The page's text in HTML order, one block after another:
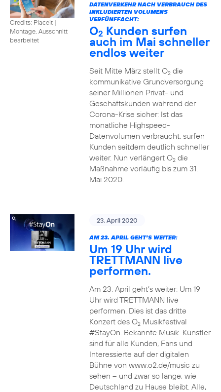
Credits: Placeit |
Montage, Ausschnitt
bearbeitet
DATENVERKEHR NACH VERBRAUCH DES
INKLUDIERTEN VOLUMENS
VERFÜNFFACHT:
O2 Kunden surfen
auch im Mai schneller
endlos weiter
Seit Mitte März stellt O2die
kommunikative Grundversorgung
seiner Millionen Privat- und
Geschäftskunden während der
Corona-Krise sicher: Ist das
monatliche Highspeed-
Datenvolumen verbraucht, surfen
Kunden seitdem deutlich schneller
weiter. Nun verlängert O2die
Maßnahme vorläufig bis zum 31.
Mai 2020.
23. April 2020
AM 23. APRIL GEHT’S WEITER:
Um 19 Uhr wird
TRETTMANN live
performen.
Am 23. April geht’s weiter: Um 19
Uhr wird TRETTMANN live
performen. Dies ist das dritte
Konzert des O2Musikfestival
#StayOn. Bekannte Musik-Künstler
sind für alle Kunden, Fans und
Interessierte auf der digitalen
Bühne von www.o2.de/music zu
sehen – und zwar so lange, wie
Deutschland zu Hause bleibt. Alle,